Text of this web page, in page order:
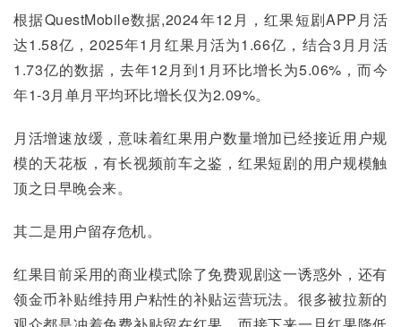
根据QuestMobile数据,2024年12月，红果短剧APP月活
达1.58亿，2025年1月红果月活为1.66亿，结合3月月活
1.73亿的数据，去年12月到1月环比增长为5.06%，而今
年1-3月单月平均环比增长仅为2.09%。
月活增速放缓，意味着红果用户数量增加已经接近用户规
模的天花板，有长视频前车之鉴，红果短剧的用户规模触
顶之日早晚会来。
其二是用户留存危机。
红果目前采用的商业模式除了免费观剧这一诱惑外，还有
领金币补贴维持用户粘性的补贴运营玩法。很多被拉新的